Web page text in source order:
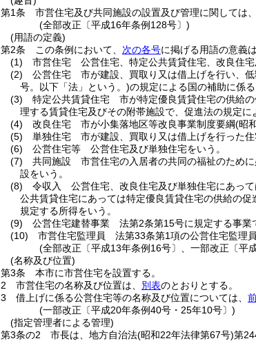
第1条
市営住宅及び共同施設の設置及び管理に関しては
(全部改正〔平成16年条例128号〕)
(用語の定義)
第2条
この条例において、 次の各号に掲げる用語の意義
(1)
市営住宅 公営住宅、特定公共賃貸住宅、改良住宅
(2)
公営住宅 市が建設、買取り又は借上げを行い、
号。以下「法」という。)の規定による国の補助に係る
(3)
特定公共賃貸住宅 市が特定優良賃貸住宅の供給
理する賃貸住宅及びその附帯施設で、促進法の規定に
(4)
改良住宅 市が小集落地区等改良事業制度要綱(昭
(5)
単独住宅 市が建設、買取り又は借上げを行った住
(6)
公営住宅等 公営住宅及び単独住宅をいう。
(7)
共同施設 市営住宅の入居者の共同の福祉のため
設をいう。
(8)
令収入 公営住宅、改良住宅及び単独住宅にあっ
公共賃貸住宅にあっては特定優良賃貸住宅の供給の促
規定する所得をいう。
(9)
公営住宅建替事業 法第2条第15号に規定する事業
(10)
市営住宅監理員 法第33条第1項の公営住宅監理
(全部改正〔平成13年条例16号〕、一部改正〔平
(名称及び位置)
第3条
本市に市営住宅を設置する。
2
市営住宅の名称及び位置は、 別表のとおりとする。
3
借上げに係る公営住宅等の名称及び位置については、
(一部改正〔平成20年条例40号・25年10号〕)
(指定管理者による管理)
第3条の2
市長は、地方自治法(昭和22年法律第67号)第